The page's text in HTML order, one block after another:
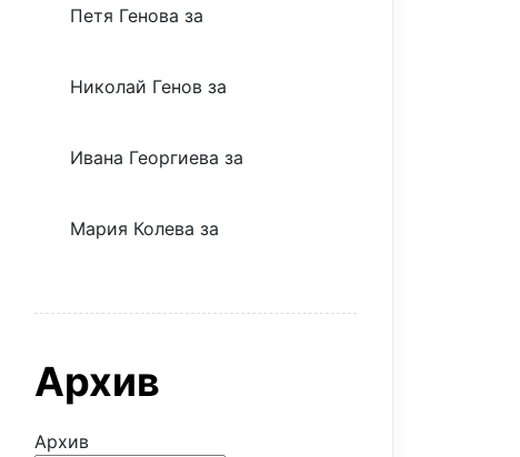
Петя Генова за
Николай Генов за
Ивана Георгиева за
Мария Колева за
Архив
Архив